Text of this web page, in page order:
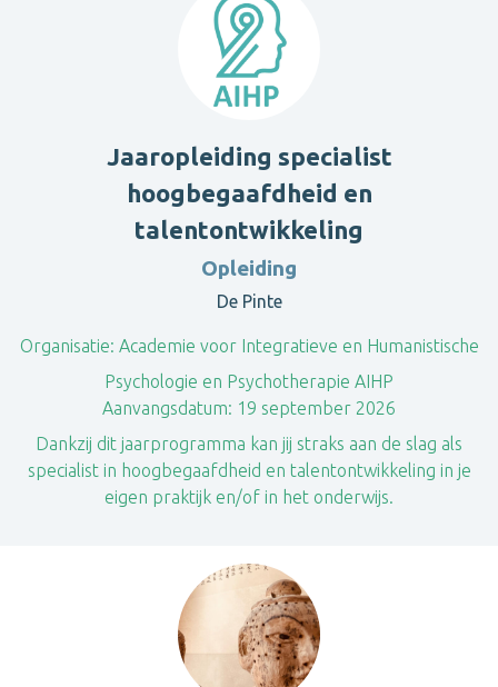
Jaaropleiding specialist
hoogbegaafdheid en
talentontwikkeling
Opleiding
De Pinte
Organisatie: Academie voor Integratieve en Humanistische
Psychologie en Psychotherapie AIHP
Aanvangsdatum: 19 september 2026
Dankzij dit jaarprogramma kan jij straks aan de slag als
specialist in hoogbegaafdheid en talentontwikkeling in je
eigen praktijk en/of in het onderwijs.